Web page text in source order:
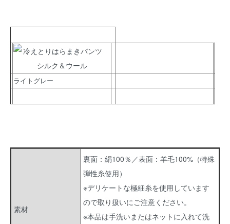
ライトグレー
素材
裏面：絹100％／表面：羊毛100%（特殊
弾性糸使用）
※デリケートな極細糸を使用しています
ので取り扱いにご注意ください。
※本品は手洗いまたはネットに入れて洗